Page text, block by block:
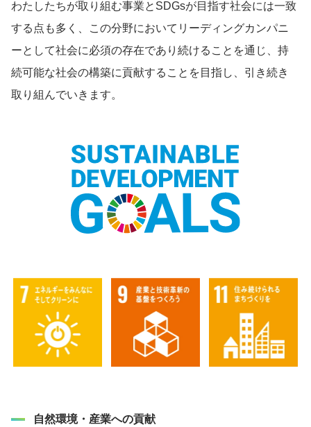
わたしたちが取り組む事業とSDGsが目指す社会には一致
する点も多く、この分野においてリーディングカンパニ
ーとして社会に必須の存在であり続けることを通じ、持
続可能な社会の構築に貢献することを目指し、引き続き
取り組んでいきます。
自然環境・産業への貢献